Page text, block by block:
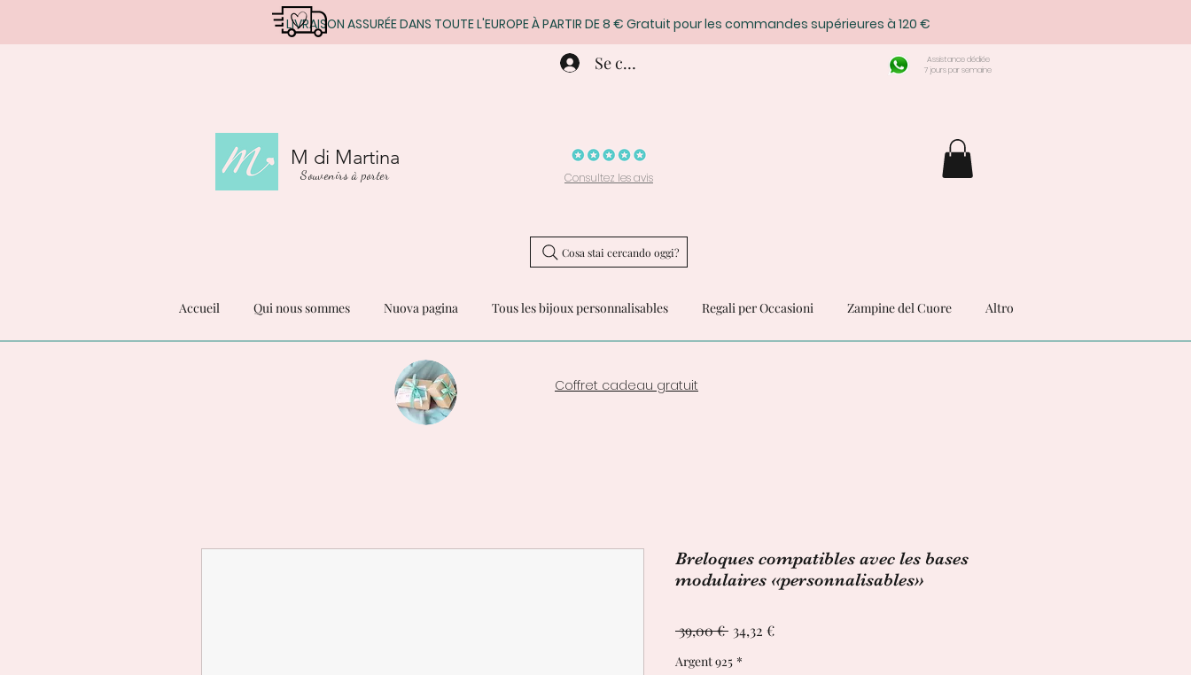
LIVRAISON ASSURÉE DANS TOUTE L'EUROPE À PARTIR DE 8 € Gratuit pour les commandes supérieures à 120 €
M di Martina
Souvenirs à porter
Se connecter
Consultez les avis
Assistance dédiée
7 jours par semaine
Cosa stai cercando oggi?
Accueil Qui nous sommes Nuova pagina Tous les bijoux personnalisables Regali per Occasioni Zampine del Cuore Altro
Coffret cadeau gratuit
Breloques compatibles avec les bases
modulaires «personnalisables»
39,00 € Prix
34,32 €Prix
Argent 925 *